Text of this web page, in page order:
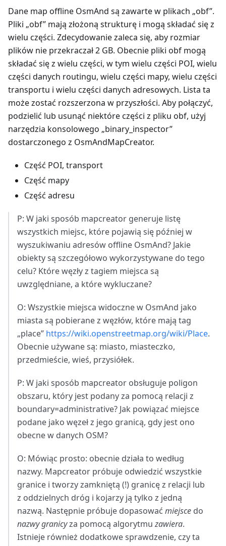
Dane map offline OsmAnd są zawarte w plikach „obf”.
Pliki „obf” mają złożoną strukturę i mogą składać się z
wielu części. Zdecydowanie zaleca się, aby rozmiar
plików nie przekraczał 2 GB. Obecnie pliki obf mogą
składać się z wielu części, w tym wielu części POI, wielu
części danych routingu, wielu części mapy, wielu części
transportu i wielu części danych adresowych. Lista ta
może zostać rozszerzona w przyszłości. Aby połączyć,
podzielić lub usunąć niektóre części z pliku obf, użyj
narzędzia konsolowego „binary_inspector”
dostarczonego z OsmAndMapCreator.
Część POI, transport
Część mapy
Część adresu
P: W jaki sposób mapcreator generuje listę
wszystkich miejsc, które pojawią się później w
wyszukiwaniu adresów offline OsmAnd? Jakie
obiekty są szczegółowo wykorzystywane do tego
celu? Które węzły z tagiem miejsca są
uwzględniane, a które wykluczane?
O: Wszystkie miejsca widoczne w OsmAnd jako
miasta są pobierane z węzłów, które mają tag
„place” https://wiki.openstreetmap.org/wiki/Place.
Obecnie używane są: miasto, miasteczko,
przedmieście, wieś, przysiółek.
P: W jaki sposób mapcreator obsługuje poligon
obszaru, który jest podany za pomocą relacji z
boundary=administrative? Jak powiązać miejsce
podane jako węzeł z jego granicą, gdy jest ono
obecne w danych OSM?
O: Mówiąc prosto: obecnie działa to według
nazwy. Mapcreator próbuje odwiedzić wszystkie
granice i tworzy zamkniętą (!) granicę z relacji lub
z oddzielnych dróg i kojarzy ją tylko z jedną
nazwą. Następnie próbuje dopasować miejsce do
nazwy granicyza pomocą algorytmuzawiera.
Istnieje również dodatkowe sprawdzenie, czy ta